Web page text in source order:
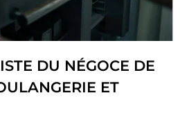
DU NÉGOCE DE
ET